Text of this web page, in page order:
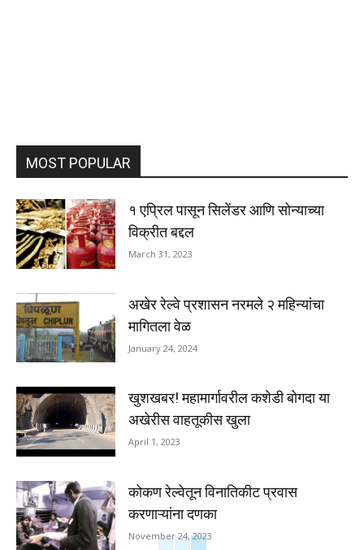
MOST POPULAR
१ एप्रिल पासून सिलेंडर आणि सोन्याच्या
विक्रीत बद्दल
March 31, 2023
अखेर रेल्वे प्रशासन नरमले २ महिन्यांचा
मागितला वेळ
January 24, 2024
खुशखबर! महामार्गावरील कशेडी बोगदा या
अखेरीस वाहतूकीस खुला
April 1, 2023
कोकण रेल्वेतून विनातिकीट प्रवास
करणाऱ्यांना दणका
November 24, 2023